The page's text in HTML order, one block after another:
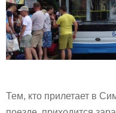
Тем, кто прилетает в